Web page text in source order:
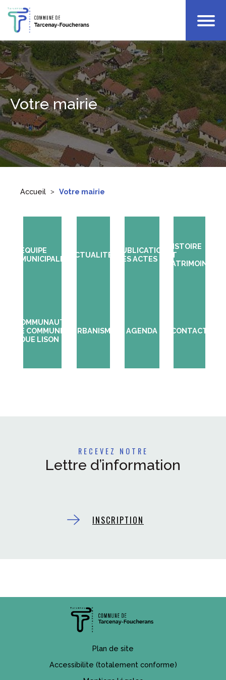
Votre Mairie
Infos Pratiques
Enfance
Culture & Loisirs
Votre mairie
Accueil Votre mairie
EQUIPE
MUNICIPALE
ACTUALITÉS
PUBLICATION
DES ACTES
HISTOIRE
ET
PATRIMOINE
COMMUNAUTÉ
DE COMMUNES
LOUE LISON
URBANISME AGENDA CONTACT
RECEVEZ NOTRE
Lettre d’information
INSCRIPTION
Plan de site
Accessibilite (totalement conforme)